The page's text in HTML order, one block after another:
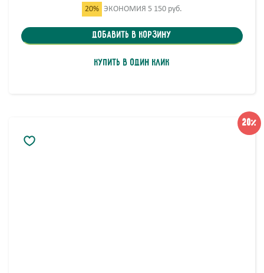
20% ЭКОНОМИЯ 5 150 руб.
Добавить в корзину
Купить в один клик
20%